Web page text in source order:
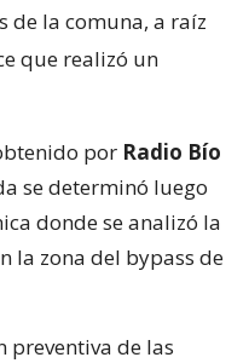
de la comuna, a raíz
que realizó un
por Radio Bío
se determinó luego
donde se analizó la
la zona del bypass de
preventiva de las